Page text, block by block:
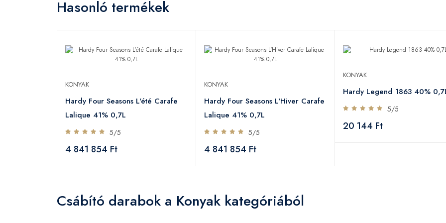
Hasonló termékek
KONYAK
Hardy Four Seasons L'été Carafe
Lalique 41% 0,7L
5/5
4 841 854 Ft
KONYAK
Hardy Four Seasons L'Hiver Carafe
Lalique 41% 0,7L
5/5
4 841 854 Ft
KONYAK
Hardy Legend 1863 40%
5/5
20 144 Ft
Csábító darabok a Konyak kategóriából